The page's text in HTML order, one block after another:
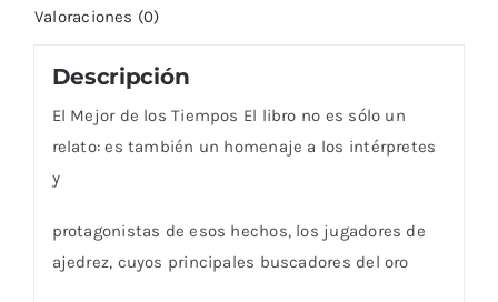
Valoraciones (0)
Descripción
El Mejor de los Tiempos El libro no es sólo un
relato: es también un homenaje a los intérpretes
y
protagonistas de esos hechos, los jugadores de
ajedrez, cuyos principales buscadores del oro